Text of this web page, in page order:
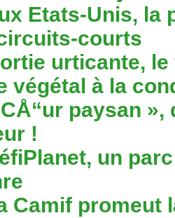
Etats-Unis, la
courts
urticante,
végétal à la
paysan
!
un
Camif promeut